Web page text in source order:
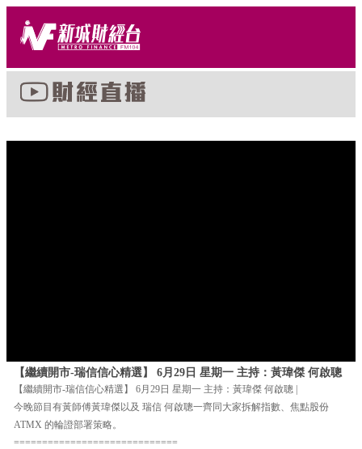
【繼續開市-瑞信信心精選】 6月29日 星期一 主持：黃瑋傑 何啟聰
【繼續開市-瑞信信心精選】 6月29日 星期一 主持：黃瑋傑 何啟聰 |
今晚節目有黃師傅黃瑋傑以及 瑞信 何啟聰一齊同大家拆解指數、焦點股份
ATMX 的輪證部署策略。
=============================